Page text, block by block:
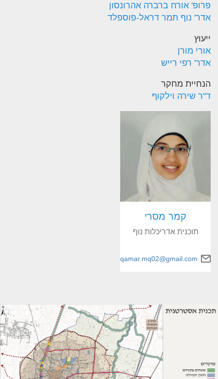
פרופ' אורח ברברה אהרונסון
אדר' נוף תמר דראל-פוספלד
ייעוץ
אורי מורן
אדר' רפי רייש
הנחיית מחקר
ד"ר שירה וילקוף
קמר מסרי
תוכנית אדריכלות נוף
qamar.mq02@gmail.com